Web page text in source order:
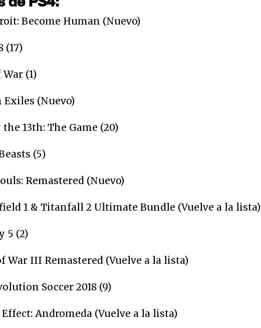
Become Human (Nuevo)
(17)
War (1)
Exiles (Nuevo)
the 13th: The Game (20)
(5)
Remastered (Nuevo)
1 & Titanfall 2 Ultimate Bundle (Vuelve a la lista)
5 (2)
War III Remastered (Vuelve a la lista)
Soccer 2018 (9)
Effect: Andromeda (Vuelve a la lista)